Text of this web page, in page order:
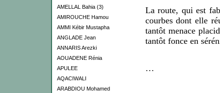
AMELLAL Bahia (3)
AMIROUCHE Hamou
AMMI Kébir Mustapha
ANGLADE Jean
ANNARIS Arezki
AOUADENE Rénia
APULEE
AQACIWALI
ARABDIOU Mohamed
La route, qui est
courbes dont elle
tantôt menace
tantôt fonce en
…